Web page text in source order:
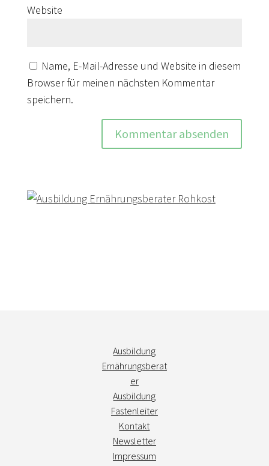
Website
Name, E-Mail-Adresse und Website in diesem
Browser für meinen nächsten Kommentar
speichern.
Ausbildung
Ernährungsberat
er
Ausbildung
Fastenleiter
Kontakt
Newsletter
Impressum